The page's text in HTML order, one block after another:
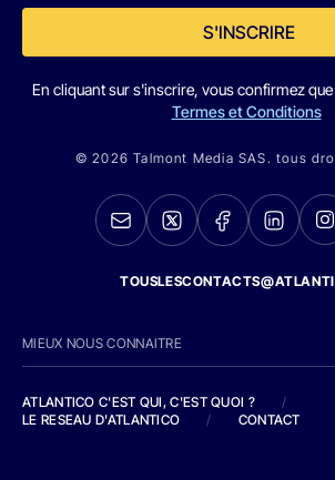
S'INSCRIRE
En cliquant sur s'inscrire, vous confirmez
Termes et Conditions
© 2026 Talmont Media SAS. tous
MIEUX NOUS CONNAITRE
ATLANTICO C'EST QUI, C'EST QUOI ?
/
LE RESEAU D'ATLANTICO
/ CONTACT